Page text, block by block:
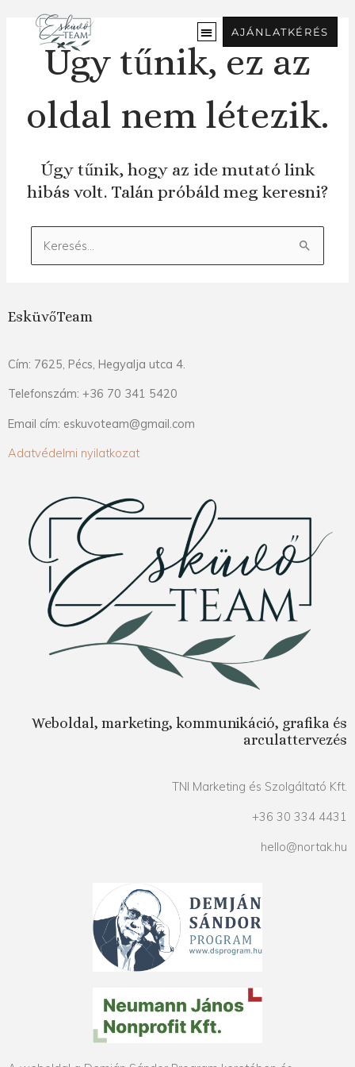
tartalomra
AJÁNLATKÉRÉS
Úgy tűnik, ez az
oldal nem létezik.
Úgy tűnik, hogy az ide mutató link
hibás volt. Talán próbáld meg keresni?
Keresés:
EsküvőTeam
Cím: 7625, Pécs, Hegyalja utca 4.
Telefonszám: +36 70 341 5420
Email cím: eskuvoteam@gmail.com
Adatvédelmi nyilatkozat
Weboldal, marketing, kommunikáció, grafika és
arculattervezés
TNI Marketing és Szolgáltató Kft.
+36 30 334 4431
hello@nortak.hu